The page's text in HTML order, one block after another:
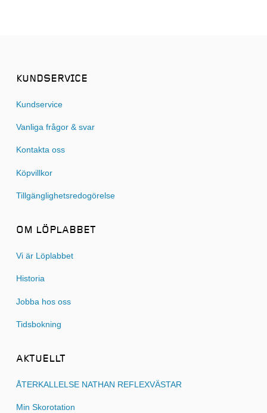
KUNDSERVICE
Kundservice
Vanliga frågor & svar
Kontakta oss
Köpvillkor
Tillgänglighetsredogörelse
OM LÖPLABBET
Vi är Löplabbet
Historia
Jobba hos oss
Tidsbokning
AKTUELLT
ÅTERKALLELSE NATHAN REFLEXVÄSTAR
Min Skorotation